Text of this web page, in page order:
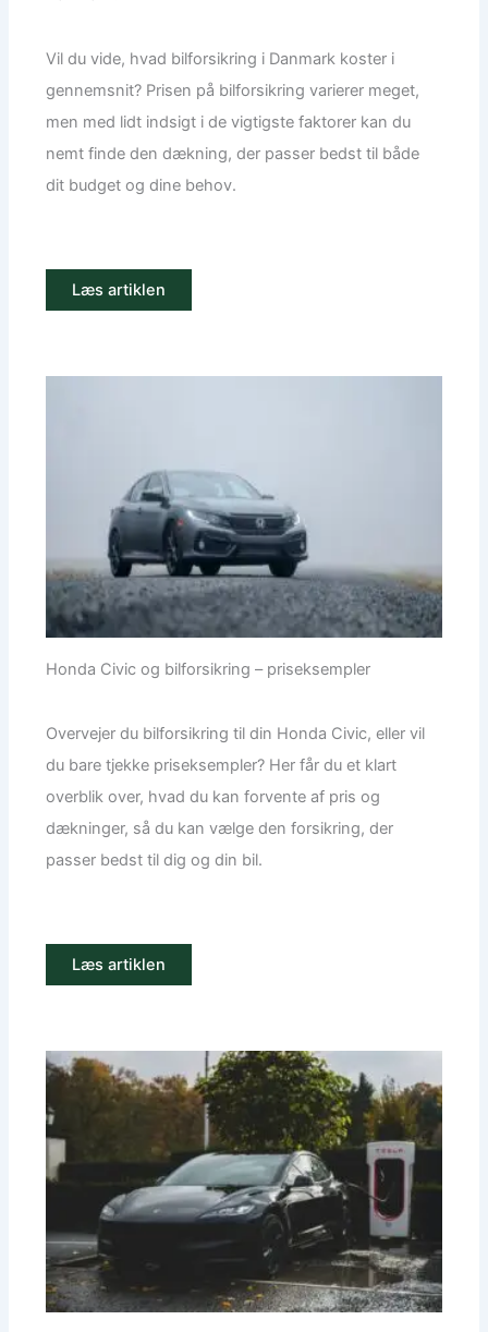
Vil du vide, hvad bilforsikring i Danmark koster i
gennemsnit? Prisen på bilforsikring varierer meget,
men med lidt indsigt i de vigtigste faktorer kan du
nemt finde den dækning, der passer bedst til både
dit budget og dine behov.
Læs artiklen
Honda Civic og bilforsikring – priseksempler
Overvejer du bilforsikring til din Honda Civic, eller vil
du bare tjekke priseksempler? Her får du et klart
overblik over, hvad du kan forvente af pris og
dækninger, så du kan vælge den forsikring, der
passer bedst til dig og din bil.
Læs artiklen